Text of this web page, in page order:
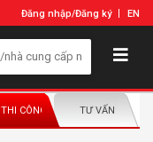
Đăng nhập/Đăng ký EN
CÔNG LẮP ĐẶTTƯ VẤN